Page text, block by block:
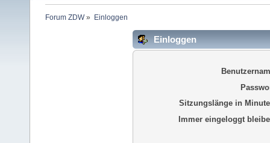
Forum ZDW» Einloggen
Einloggen
Sitzungslänge in
Immer eingeloggt